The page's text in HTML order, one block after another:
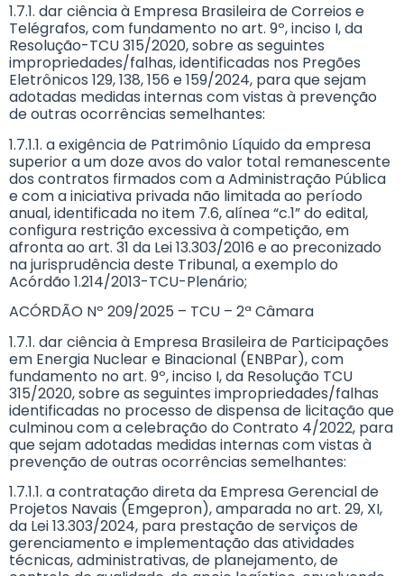
1.7.1. dar ciência à Empresa Brasileira de Correios e
Telégrafos, com fundamento no art. 9º, inciso I, da
Resolução-TCU 315/2020, sobre as seguintes
impropriedades/falhas, identificadas nos Pregões
Eletrônicos 129, 138, 156 e 159/2024, para que sejam
adotadas medidas internas com vistas à prevenção
de outras ocorrências semelhantes:
1.7.1.1. a exigência de Patrimônio Líquido da empresa
superior a um doze avos do valor total remanescente
dos contratos firmados com a Administração Pública
e com a iniciativa privada não limitada ao período
anual, identificada no item 7.6, alínea “c.1” do edital,
configura restrição excessiva à competição, em
afronta ao art. 31 da Lei 13.303/2016 e ao preconizado
na jurisprudência deste Tribunal, a exemplo do
Acórdão 1.214/2013-TCU-Plenário;
ACÓRDÃO Nº 209/2025 – TCU – 2ª Câmara
1.7.1. dar ciência à Empresa Brasileira de Participações
em Energia Nuclear e Binacional (ENBPar), com
fundamento no art. 9º, inciso I, da Resolução TCU
315/2020, sobre as seguintes impropriedades/falhas
identificadas no processo de dispensa de licitação que
culminou com a celebração do Contrato 4/2022, para
que sejam adotadas medidas internas com vistas à
prevenção de outras ocorrências semelhantes:
1.7.1.1. a contratação direta da Empresa Gerencial de
Projetos Navais (Emgepron), amparada no art. 29, XI,
da Lei 13.303/2024, para prestação de serviços de
gerenciamento e implementação das atividades
técnicas, administrativas, de planejamento, de